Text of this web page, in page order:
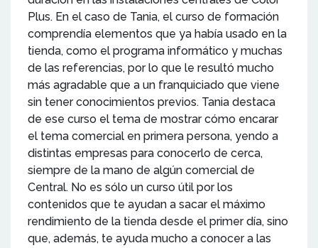
Plus. En el caso de Tania, el curso de formación
comprendía elementos que ya había usado en la
tienda, como el programa informático y muchas
de las referencias, por lo que le resultó mucho
más agradable que a un franquiciado que viene
sin tener conocimientos previos. Tania destaca
de ese curso el tema de mostrar cómo encarar
el tema comercial en primera persona, yendo a
distintas empresas para conocerlo de cerca,
siempre de la mano de algún comercial de
Central. No es sólo un curso útil por los
contenidos que te ayudan a sacar el máximo
rendimiento de la tienda desde el primer día, sino
que, además, te ayuda mucho a conocer a las